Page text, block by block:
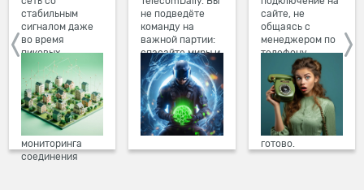
стабильным
сигналом даже
во время
пиковых
нагрузок в
вечернее время.
Мы постоянно
обновляем наше
оборудование в
домах, а система
мониторинга
соединения
не подведёте
команду на
важной партии:
спасайте миры и
побеждайте с
друзьями в
онлайн-играх.
сайте, не
общаясь с
менеджером по
телефону.
Просто в три
клика заполните
форму заявки на
сайте, выберите
дату и время
подключения,
готово.